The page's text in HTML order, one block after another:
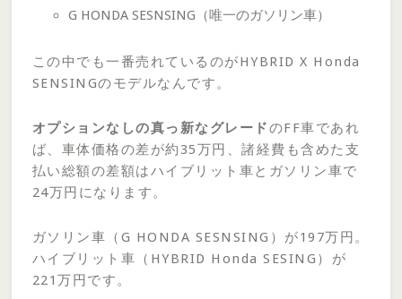
G HONDA SESNSING（唯一のガソリン車）
この中でも一番売れているのがHYBRID X Honda
SENSINGのモデルなんです。
オプションなしの真っ新なグレードのFF車であれ
ば、車体価格の差が約35万円、諸経費も含めた支
払い総額の差額はハイブリット車とガソリン車で
24万円になります。
ガソリン車（G HONDA SESNSING）が197万円。
ハイブリット車（HYBRID Honda SESING）が
221万円です。